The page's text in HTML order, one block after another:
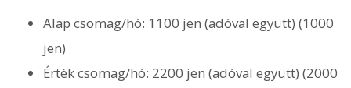
Alap csomag/hó: 1100 jen (adóval együtt) (1000
jen)
Érték csomag/hó: 2200 jen (adóval együtt) (2000